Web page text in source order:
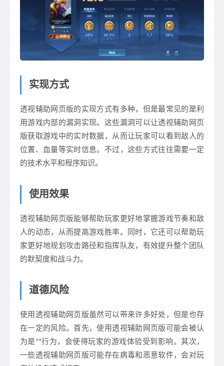
实现方式
透视辅助网页版的实现方式有多种，但是最常见的是利
用游戏内部的漏洞实现。这些漏洞可以让透视辅助网页
版获取游戏中的实时数据，从而让玩家可以看到敌人的
位置、血量等实时信息。不过，这些方式往往需要一定
的技术水平和程序知识。
使用效果
透视辅助网页版能够帮助玩家更好地掌握游戏节奏和敌
人的动态，从而提高游戏胜率。同时，它还可以帮助玩
家更好地规划攻击路径和指挥队友，有效提升整个团队
的默契度和战斗力。
道德风险
使用透视辅助网页版虽然可以带来许多好处，但是也存
在一定的风险。首先，使用透视辅助网页版可能会被认
为是**行为，会使得玩家的游戏体验受到影响。其次，
一些透视辅助网页版可能存在病毒和恶意软件，会对玩